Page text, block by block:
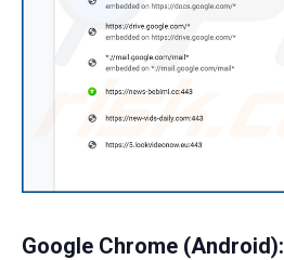
Google Chrome (Android):